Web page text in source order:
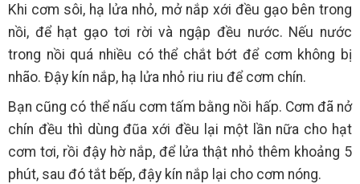
Khi cơm sôi, hạ lửa nhỏ, mở nắp xới đều gạo bên trong
nồi, để hạt gạo tơi rời và ngập đều nước. Nếu nước
trong nồi quá nhiều có thể chắt bớt để cơm không bị
nhão. Đậy kín nắp, hạ lửa nhỏ riu riu để cơm chín.
Bạn cũng có thể nấu cơm tấm bằng nồi hấp. Cơm đã nở
chín đều thì dùng đũa xới đều lại một lần nữa cho hạt
cơm tơi, rồi đậy hờ nắp, để lửa thật nhỏ thêm khoảng 5
phút, sau đó tắt bếp, đậy kín nắp lại cho cơm nóng.